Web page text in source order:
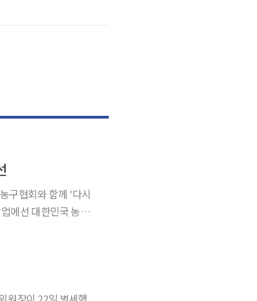
구협회와 함께 '다시